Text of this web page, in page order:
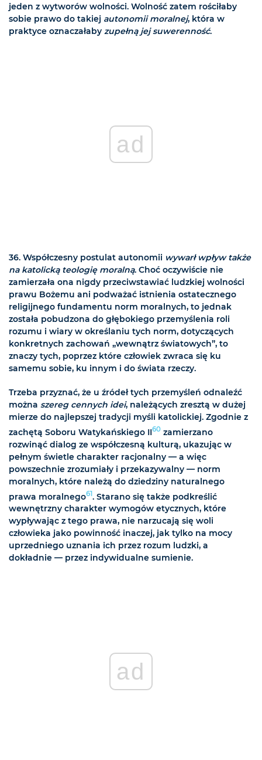
jeden z wytworów wolności. Wolność zatem rościłaby
sobie prawo do takiej autonomii moralnej, która w
praktyce oznaczałaby zupełną jej suwerenność.
ad
36. Współczesny postulat autonomii wywarł wpływ także
na katolicką teologię moralną. Choć oczywiście nie
zamierzała ona nigdy przeciwstawiać ludzkiej wolności
prawu Bożemu ani podważać istnienia ostatecznego
religijnego fundamentu norm moralnych, to jednak
została pobudzona do głębokiego przemyślenia roli
rozumu i wiary w określaniu tych norm, dotyczących
konkretnych zachowań „wewnątrz światowych”, to
znaczy tych, poprzez które człowiek zwraca się ku
samemu sobie, ku innym i do świata rzeczy.
Trzeba przyznać, że u źródeł tych przemyśleń odnaleźć
można szereg cennych idei, należących zresztą w dużej
mierze do najlepszej tradycji myśli katolickiej. Zgodnie z
zachętą Soboru Watykańskiego II60 zamierzano
rozwinąć dialog ze współczesną kulturą, ukazując w
pełnym świetle charakter racjonalny — a więc
powszechnie zrozumiały i przekazywalny — norm
moralnych, które należą do dziedziny naturalnego
prawa moralnego61. Starano się także podkreślić
wewnętrzny charakter wymogów etycznych, które
wypływając z tego prawa, nie narzucają się woli
człowieka jako powinność inaczej, jak tylko na mocy
uprzedniego uznania ich przez rozum ludzki, a
dokładnie — przez indywidualne sumienie.
ad